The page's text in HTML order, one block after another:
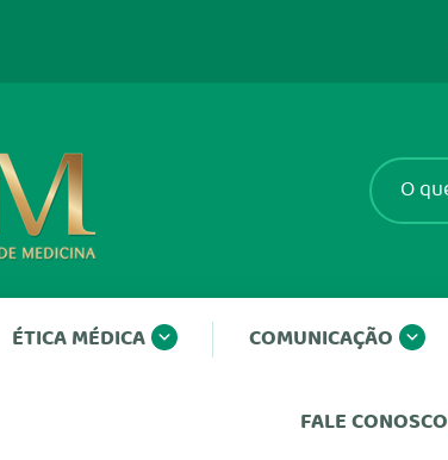
ÉTICA MÉDICA COMUNICAÇÃO
FALE CONOSCO